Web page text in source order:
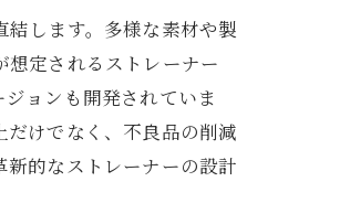
します。多様な素材や製
定されるストレーナー
ョンも開発されていま
けでなく、不良品の削減
的なストレーナーの設計